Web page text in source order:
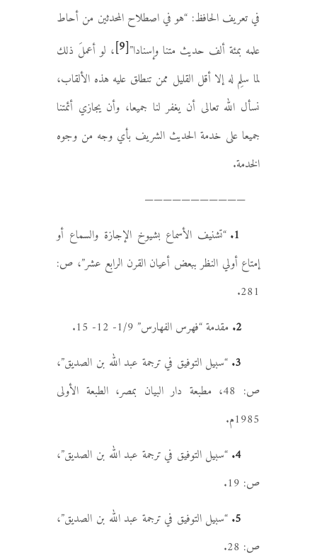
في تعريف الحافظ: “هو في اصطلاح المحدثين من أحاط
علمه بمئة ألف حديث متنا وإسنادا”[9] ، لو أعملَ ذلك
لما سلِم له إلا أقل القليل ممن تنطلق عليه هذه الألقاب،
نسأل الله تعالى أن يغفر لنا جميعا، وأن يجازي أئمتنا
جميعا على خدمة الحديث الشريف بأي وجه من وجوه
الخدمة.
———————————
1. “تشنيف الأسماع بشيوخ الإجازة والسماع أو
إمتاع أولي النظر ببعض أعيان القرن الرابع عشر”، ص:
281.
2. مقدمة “فهرس الفهارس” 1/9- 12- 15.
3. “سبيل التوفيق في ترجمة عبد الله بن الصديق”،
ص: 48، مطبعة دار البيان بمصر، الطبعة الأولى
1985م.
4. “سبيل التوفيق في ترجمة عبد الله بن الصديق”،
ص: 19.
5. “سبيل التوفيق في ترجمة عبد الله بن الصديق”،
ص: 28.